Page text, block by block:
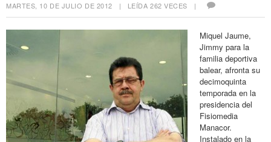
MARTES, 10 DE JULIO DE 2012 | LEÍDA 262 VECES |
Miquel Jaume,
Jimmy para la
familia deportiva
balear, afronta su
decimoquinta
temporada en la
presidencia del
Fisiomedia
Manacor.
Instalado en la